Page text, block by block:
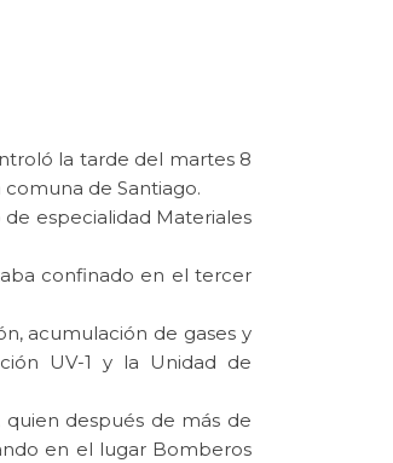
la tarde del martes 8
de Santiago.
de especialidad Materiales
confinado en el tercer
acumulación de gases y
UV-1 y la Unidad de
después de más de
en el lugar Bomberos